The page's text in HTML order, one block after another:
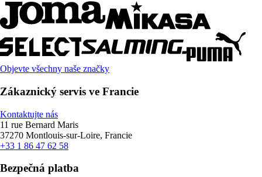
Objevte všechny naše značky
Zákaznický servis ve Francie
Kontaktujte nás
11 rue Bernard Maris
37270 Montlouis-sur-Loire, Francie
+33 1 86 47 62 58
Bezpečná platba